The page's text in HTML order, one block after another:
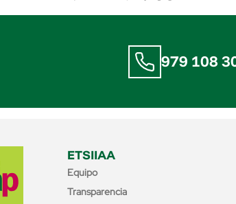
979 108
ETSIIAA
Equipo
Transparencia